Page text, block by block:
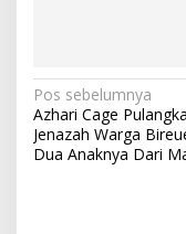
N
a
v
Pos sebelumnya
Azhari Cage
Jenazah Warga
Dua Anaknya Dari